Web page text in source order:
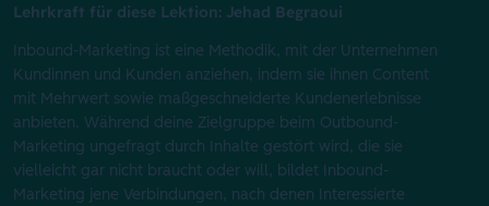
Lehrkraft für diese Lektion: Jehad Begraoui
Inbound-Marketing ist eine Methodik, mit der Unternehmen
Kundinnen und Kunden anziehen, indem sie ihnen Content
mit Mehrwert sowie maßgeschneiderte Kundenerlebnisse
anbieten. Während deine Zielgruppe beim Outbound-
Marketing ungefragt durch Inhalte gestört wird, die sie
vielleicht gar nicht braucht oder will, bildet Inbound-
Marketing jene Verbindungen, nach denen Interessierte